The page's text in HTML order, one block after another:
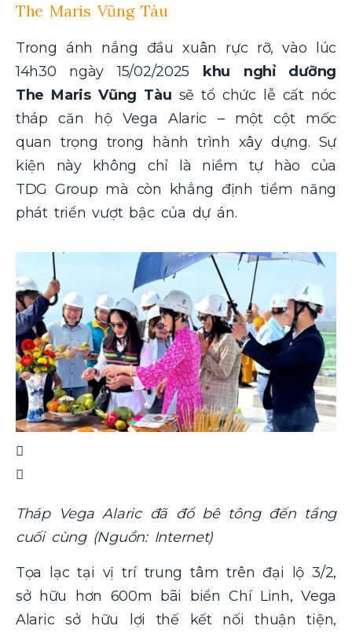
The Maris Vũng Tàu
Trong ánh nắng đầu xuân rực rỡ, vào lúc
14h30 ngày 15/02/2025
khu nghỉ dưỡng
The Maris Vũng Tàu sẽ tổ chức lễ cất nóc
tháp căn hộ Vega Alaric – một cột mốc
quan trọng trong hành trình xây dựng. Sự
kiện này không chỉ là niềm tự hào của
TDG Group mà còn khẳng định tiềm năng
phát triển vượt bậc của dự án.
Tháp Vega Alaric đã đổ bê tông đến tầng
cuối cùng (Nguồn: Internet)
Tọa lạc tại vị trí trung tâm trên đại lộ 3/2,
sở hữu hơn 600m bãi biển Chí Linh, Vega
Alaric sở hữu lợi thế kết nối thuận tiện,